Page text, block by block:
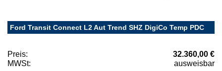
Ford Transit Connect L2 Aut Trend SHZ DigiCo Temp PDC
Preis:
32.360,00 €
MWSt:
ausweisbar